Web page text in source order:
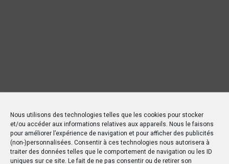
Nous utilisons des technologies telles que les cookies pour stocker
et/ou accéder aux informations relatives aux appareils. Nous le faisons
pour améliorer l’expérience de navigation et pour afficher des publicités
(non-)personnalisées. Consentir à ces technologies nous autorisera à
traiter des données telles que le comportement de navigation ou les ID
uniques sur ce site. Le fait de ne pas consentir ou de retirer son